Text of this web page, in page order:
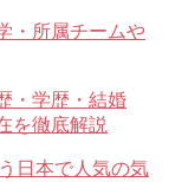
・所属チームや
・学歴・結婚
を徹底解説
日本で人気の気